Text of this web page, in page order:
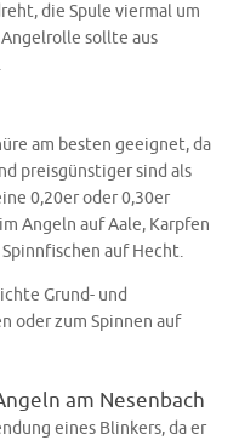
die Spule viermal um
sollte aus
am besten geeignet, da
preisgünstiger sind als
0,20er oder 0,30er
Angeln auf Aale, Karpfen
auf Hecht.
Grund- und
oder zum Spinnen auf
am Nesenbach
eines Blinkers, da er